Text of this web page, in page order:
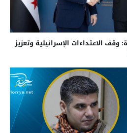
الاعتداءات الإسرائيلية وتعزيز